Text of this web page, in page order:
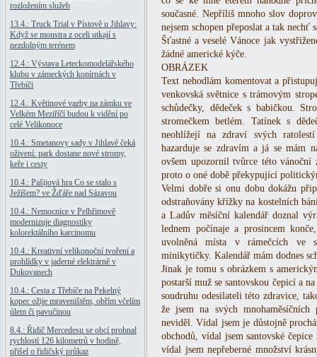
rozložením služeb
13.4.: Truck Trial v Pístově u Jihlavy:
Když se monstra z oceli utkají s
nezdolným terénem
12.4.: Výstava Leteckomodelářského
klubu v zámeckých konírnách v
Třebíči
12.4.: Květinové vazby na zámku ve
Velkém Meziříčí budou k vidění po
celé Velikonoce
10.4.: Smetanovy sady v Jihlavě čeká
oživení: park dostane nové stromy,
keře i cesty
10.4.: Pašijová hra Co se stalo s
Ježíšem? ve Žďáře nad Sázavou
10.4.: Nemocnice v Pelhřimově
modernizuje diagnostiky
kolorektálního karcinomu
10.4.: Kreativní velikonoční tvoření a
prohlídky v jaderné elektrárně v
Dukovanech
10.4.: Cesta z Třebíče na Pekelný
kopec ožije mraveništěm, obřím včelím
úlem či pavučinou
8.4.: Řidič Mercedesu se obcí prohnal
rychlostí 126 kilometrů v hodině,
přišel o řidičský průkaz
současné. Nepříliš mnoho slov
nejsem schopen přeposlat a tak nechť
Šťastné a veselé Vánoce jak
žádné americké kýče.
OBRÁZEK
Text nehodlám komentovat a
venkovská světnice s trámovým
schůdečky, dědeček s babičkou.
stromečkem betlém. Tatínek s
neohlížejí na zdraví svých
hazarduje se zdravím a já se mám
ovšem upozornil tvůrce této vánoční
proto o oné době překypující
Velmi dobře si onu dobu dokážu
odstraňovány křížky na kostelních
a Ladův měsíční kalendář doznal
lednem počínaje a prosincem
uvolněná místa v rámečcích ve
minikytičky. Kalendář mám dodnes
Jinak je tomu s obrázkem s
postarší muž se santovskou čepicí a
soudruhu odesilateli této zdravice,
že jsem na svých
neviděl. Vídal jsem je důstojně
obchodů, vídal jsem santovské
vídal jsem nepřeberné množství